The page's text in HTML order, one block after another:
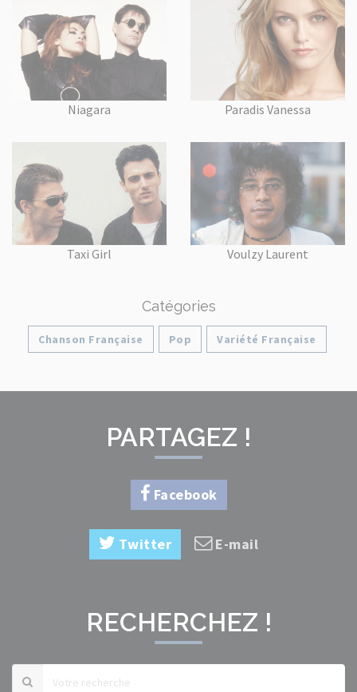
Niagara Paradis Vanessa
Taxi Girl Voulzy Laurent
Catégories
Chanson Française Pop Variété Française
PARTAGEZ !
Facebook
Twitter E-mail
RECHERCHEZ !